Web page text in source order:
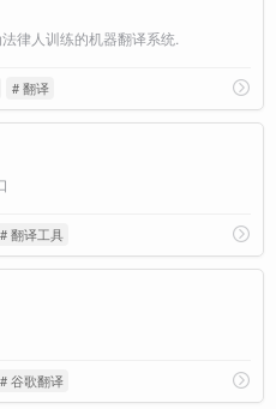
律人训练的机器翻译系统.
# 翻译
# 翻译工具
# 谷歌翻译